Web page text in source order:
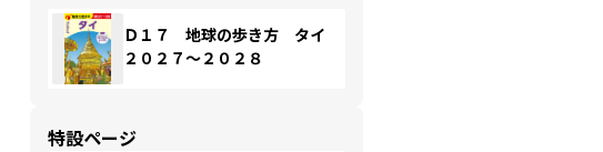
Ｄ１７ 地球の歩き方 タイ
２０２７～２０２８
特設ページ